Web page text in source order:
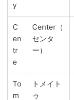
y
C
en
tr
e
Center（
センタ
ー）
To
m
トメイト
ゥ